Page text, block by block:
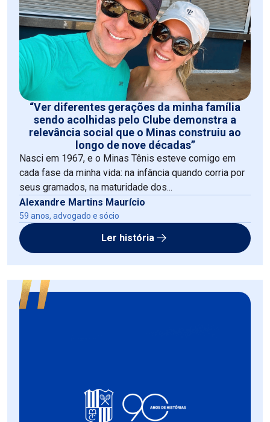
“Ver diferentes gerações da minha família
sendo acolhidas pelo Clube demonstra a
relevância social que o Minas construiu ao
longo de nove décadas”
Nasci em 1967, e o Minas Tênis esteve comigo em
cada fase da minha vida: na infância quando corria por
seus gramados, na maturidade dos...
Alexandre Martins Maurício
59 anos, advogado e sócio
Ler história